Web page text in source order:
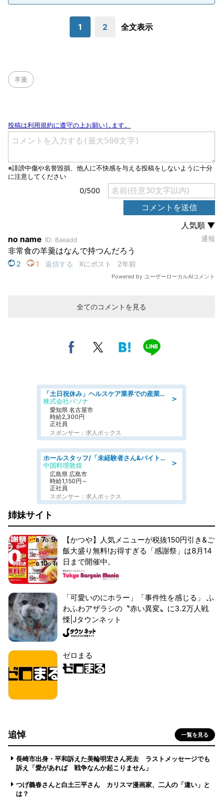
1 2 全文表示
羊羹
全てのコメントを見る
＞
「土日祝休み」ヘルスケア業界での産業保健師業務/看護師/高時給/未経験OK/要資格:正看護師
株式会社パソナ
愛知県 名古屋市
時給2,300円
正社員
スポンサー：求人ボックス
＞
ホールスタッフ/「未経験者さん&バイトデビューも大歓迎」残業ほぼなし×1日3時間〜勤務OK!フォロー体制も充実/広島県/広島市南区
中国料理敦煌
広島県 広島市
時給1,150円～
正社員
スポンサー：求人ボックス
姉妹サイト
【かつや】人気メニューが税抜150円引き&ご
飯大盛り無料!お得すぎる「感謝祭」は8月14
日まで開催中。
「可愛いのにホラー」「事件性を感じる」 ふ
わふわアザラシの〝赤い異変〟に3.2万人戦
慄|Jタウンネット
ゼロまる
追悼 一覧を見る
長崎市出身・平和訴えた美輪明宏さん死去 ラストメッセージでも
訴え「愛があれば 戦争なんか起こりません」
つげ義春さんと白土三平さん カリスマ漫画家、二人の「違い」と
は？